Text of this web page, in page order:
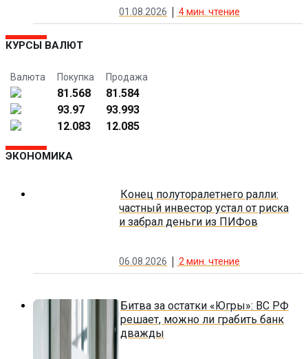
01.08.2026 4мин. чтение
КУРСЫ ВАЛЮТ
Валюта Покупка Продажа
81.568
81.584
93.97
93.993
12.083
12.085
ЭКОНОМИКА
Конец полуторалетнего ралли:
частный инвестор устал от риска
и забрал деньги из ПИФов
06.08.2026 2 мин. чтение
Битва за остатки «Югры»: ВС РФ
решает, можно ли грабить банк
дважды